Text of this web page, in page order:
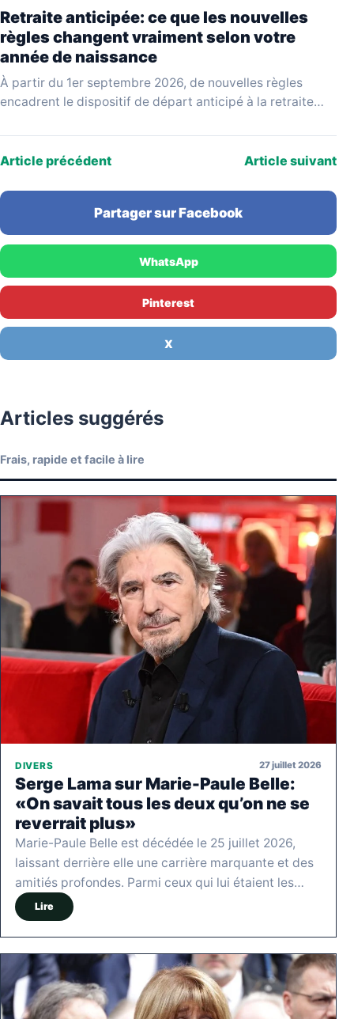
Retraite anticipée: ce que les nouvelles
règles changent vraiment selon votre
année de naissance
À partir du 1er septembre 2026, de nouvelles règles
encadrent le dispositif de départ anticipé à la retraite
Article précédent Article suivant
Partager sur Facebook
WhatsApp
Pinterest
X
Articles suggérés
Frais, rapide et facile à lire
DIVERS 27 juillet 2026
Serge Lama sur Marie-Paule Belle:
«On savait tous les deux qu’on ne se
reverrait plus»
Marie-Paule Belle est décédée le 25 juillet 2026,
laissant derrière elle une carrière marquante et des
amitiés profondes. Parmi ceux qui lui étaient les…
Lire